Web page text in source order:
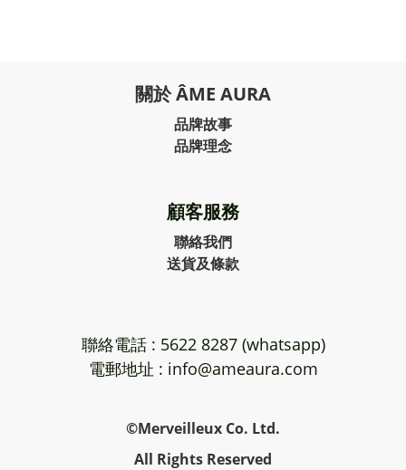
關於 ÂME AURA
品牌故事
品牌理念
顧客服務
聯絡我們
送貨及條款
聯絡電話 : 5622 8287 (whatsapp)
電郵地址 : info@ameaura.com
©Merveilleux Co. Ltd.
All Rights Reserved